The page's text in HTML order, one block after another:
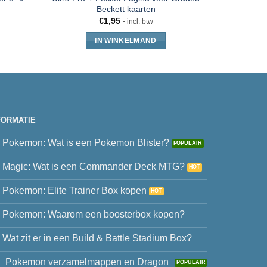
Beckett kaarten
€1,95 - incl. btw
IN WINKELMAND
Pokemon: Wat is een Pokemon Blister?
Magic: Wat is een Commander Deck MTG?
Pokemon: Elite Trainer Box kopen
Pokemon: Waarom een boosterbox kopen?
Wat zit er in een Build & Battle Stadium Box?
Pokemon verzamelmappen en Dragon